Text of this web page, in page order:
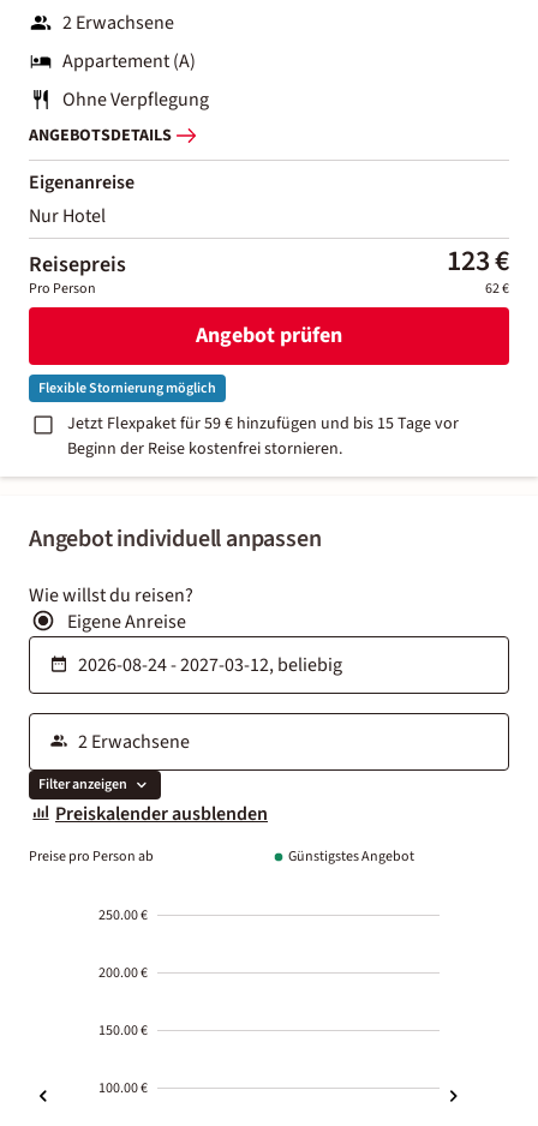
Angebot individuell anpassen
Wie willst du reisen?
Eigene Anreise
Filter anzeigen
Preiskalender ausblenden
Preise pro Person ab Günstigstes Angebot
250.00 €
200.00 €
150.00 €
100.00 €
2 Erwachsene
Appartement (A)
Ohne Verpflegung
ANGEBOTSDETAILS
Eigenanreise
Nur Hotel
Reisepreis 123 €
Pro Person 62 €
Angebot prüfen
Flexible Stornierung möglich
Jetzt Flexpaket für 59 € hinzufügen und bis 15 Tage vor
Beginn der Reise kostenfrei stornieren.